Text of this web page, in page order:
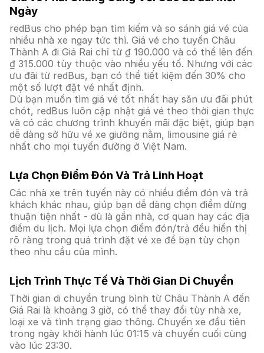
Ngày
redBus cho phép bạn tìm kiếm và so sánh giá vé của
nhiều nhà xe ngay tức thì. Giá vé cho tuyến Châu
Thành A đi Giá Rai chỉ từ ₫ 190.000 và có thể lên đến
₫ 315.000 tùy thuộc vào nhiều yếu tố. Nhưng với các
ưu đãi từ redBus, bạn có thể tiết kiệm đến 30% cho
một số lượt đặt vé nhất định.
Dù bạn muốn tìm giá vé tốt nhất hay săn ưu đãi phút
chót, redBus luôn cập nhật giá vé theo thời gian thực
và có các chương trình khuyến mãi đặc biệt, giúp bạn
dễ dàng sở hữu vé xe giường nằm, limousine giá rẻ
nhất cho mọi tuyến đường ở Việt Nam.
Lựa Chọn Điểm Đón Và Trả Linh Hoạt
Các nhà xe trên tuyến này có nhiều điểm đón và trả
khách khác nhau, giúp bạn dễ dàng chọn điểm dừng
thuận tiện nhất - dù là gần nhà, cơ quan hay các địa
điểm du lịch. Mọi lựa chọn điểm đón/trả đều hiển thị
rõ ràng trong quá trình đặt vé xe để bạn tùy chọn
theo nhu cầu của mình.
Lịch Trình Thực Tế Và Thời Gian Di Chuyển
Thời gian di chuyển trung bình từ Châu Thành A đến
Giá Rai là khoảng 3 giờ, có thể thay đổi tùy nhà xe,
loại xe và tình trạng giao thông. Chuyến xe đầu tiên
trong ngày khởi hành lúc 01:15 và chuyến cuối cùng
vào lúc 23:30.